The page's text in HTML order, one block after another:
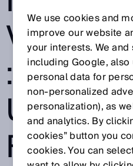
: AT
We use cookies and
improve our website
your interests. We
including Google,
personal data for
non‑personalized
personalization), as
and analytics. By
cookies” button you
cookies. You can